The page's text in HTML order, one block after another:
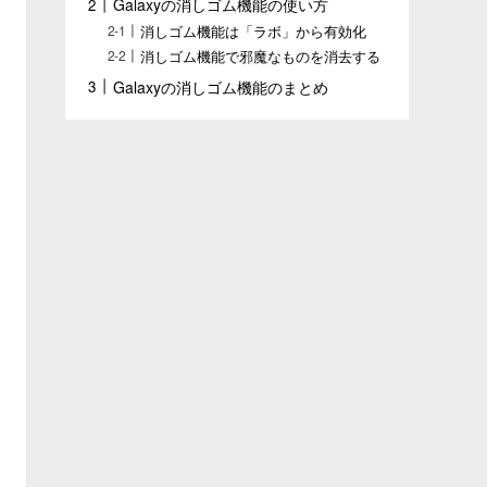
Galaxyの消しゴム機能の使い方
消しゴム機能は「ラボ」から有効化
消しゴム機能で邪魔なものを消去する
Galaxyの消しゴム機能のまとめ